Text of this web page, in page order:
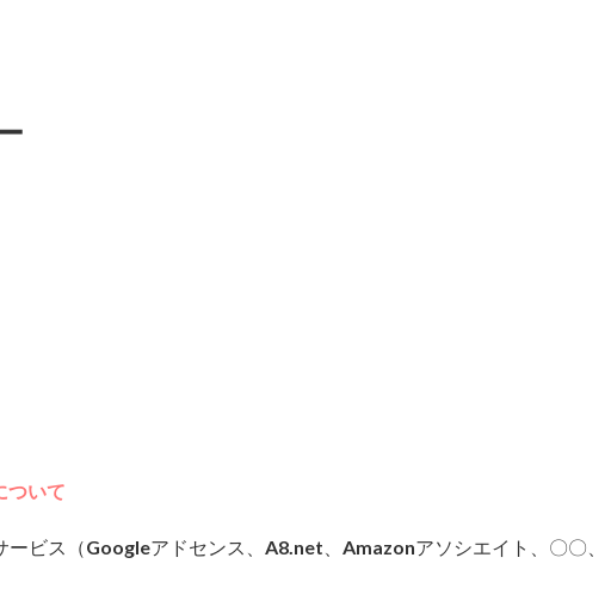
ついて
ビス（Googleアドセンス、A8.net、Amazonアソシエイト、〇〇、